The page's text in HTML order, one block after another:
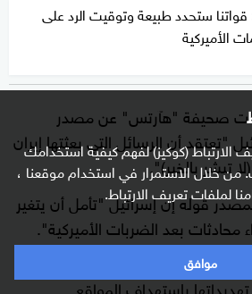
(كوكيز) لفهم كيفية استخدامك
من خلال الاستمرار في استخدام موقعنا ،
لملفات تعريف الارتباط.
موافق
قواتنا ستحدد طبيعة وتوقيت الرد على
الأميركية
صحيفة "هآرتس" عن مصدر
"تعتقد أن الرسائل التي بعثتها إيران
تبشر بالخير)".
قوله إن إسرائيل "تأمل أن يتغير
بعد الضربات الأميركية".
التصعيد في الأيام المقبلة إذا
باستهداف المواقع